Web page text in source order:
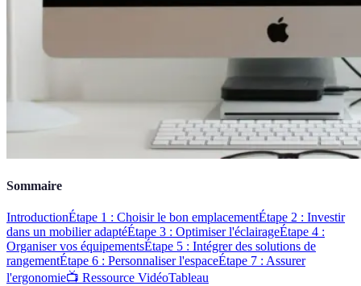
Sommaire
IntroductionÉtape 1 : Choisir le bon emplacementÉtape 2 : Investir
dans un mobilier adaptéÉtape 3 : Optimiser l'éclairageÉtape 4 :
Organiser vos équipementsÉtape 5 : Intégrer des solutions de
rangementÉtape 6 : Personnaliser l'espaceÉtape 7 : Assurer
l'ergonomie📺 Ressource VidéoTableau